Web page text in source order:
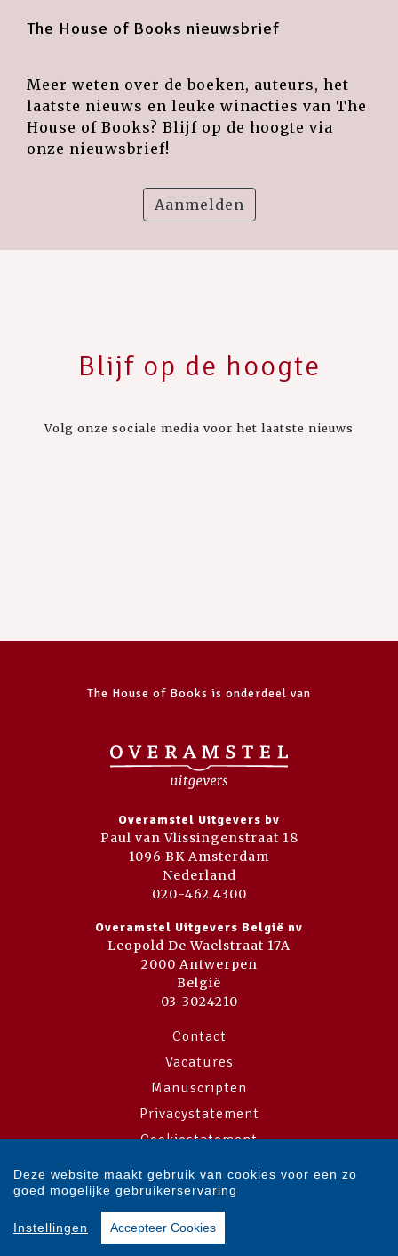
The House of Books nieuwsbrief
Meer weten over de boeken, auteurs, het
laatste nieuws en leuke winacties van The
House of Books? Blijf op de hoogte via
onze nieuwsbrief!
Aanmelden
Blijf op de hoogte
Volg onze sociale media voor het laatste nieuws
The House of Books is onderdeel van
Overamstel Uitgevers bv
Paul van Vlissingenstraat 18
1096 BK Amsterdam
Nederland
020-462 4300
Overamstel Uitgevers België nv
Leopold De Waelstraat 17A
2000 Antwerpen
België
03-3024210
Contact
Vacatures
Manuscripten
Privacystatement
Cookiestatement
Cookie-instellingen
Copyright © 2007-2026 Overamstel Uitgevers - Alle rechten voorbehouden
- Ontwerp door
Deze website maakt gebruik van cookies voor een zo
goed mogelijke gebruikerservaring
Instellingen Accepteer Cookies